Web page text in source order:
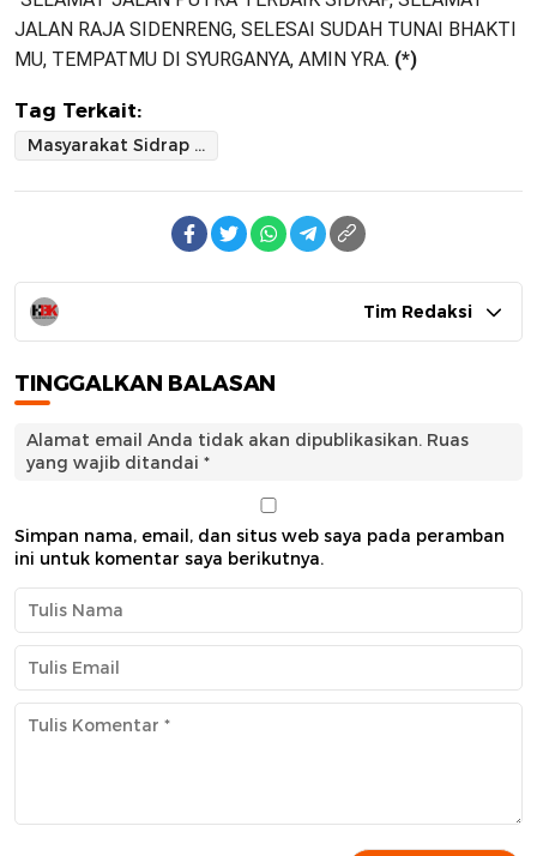
JALAN RAJA SIDENRENG, SELESAI SUDAH TUNAI BHAKTI
MU, TEMPATMU DI SYURGANYA, AMIN YRA. (*)
Tag Terkait:
Masyarakat Sidrap dan Parepare Kehilangan Sosok Pamong Panutan
Tim Redaksi
TINGGALKAN BALASAN
Alamat email Anda tidak akan dipublikasikan. Ruas
yang wajib ditandai *
Simpan nama, email, dan situs web saya pada peramban
ini untuk komentar saya berikutnya.